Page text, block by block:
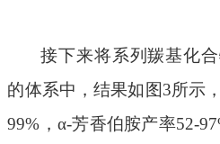
接下来将系列羰基化
的体系中，结果如图3所示
99%，α-芳香伯胺产率52-